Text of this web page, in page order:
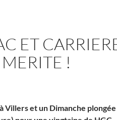
ET
!
Villers et un Dimanche